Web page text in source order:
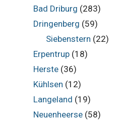
Bad Driburg (283)
Dringenberg (59)
Siebenstern (22)
Erpentrup(18)
Herste(36)
Kühlsen (12)
Langeland (19)
Neuenheerse(58)